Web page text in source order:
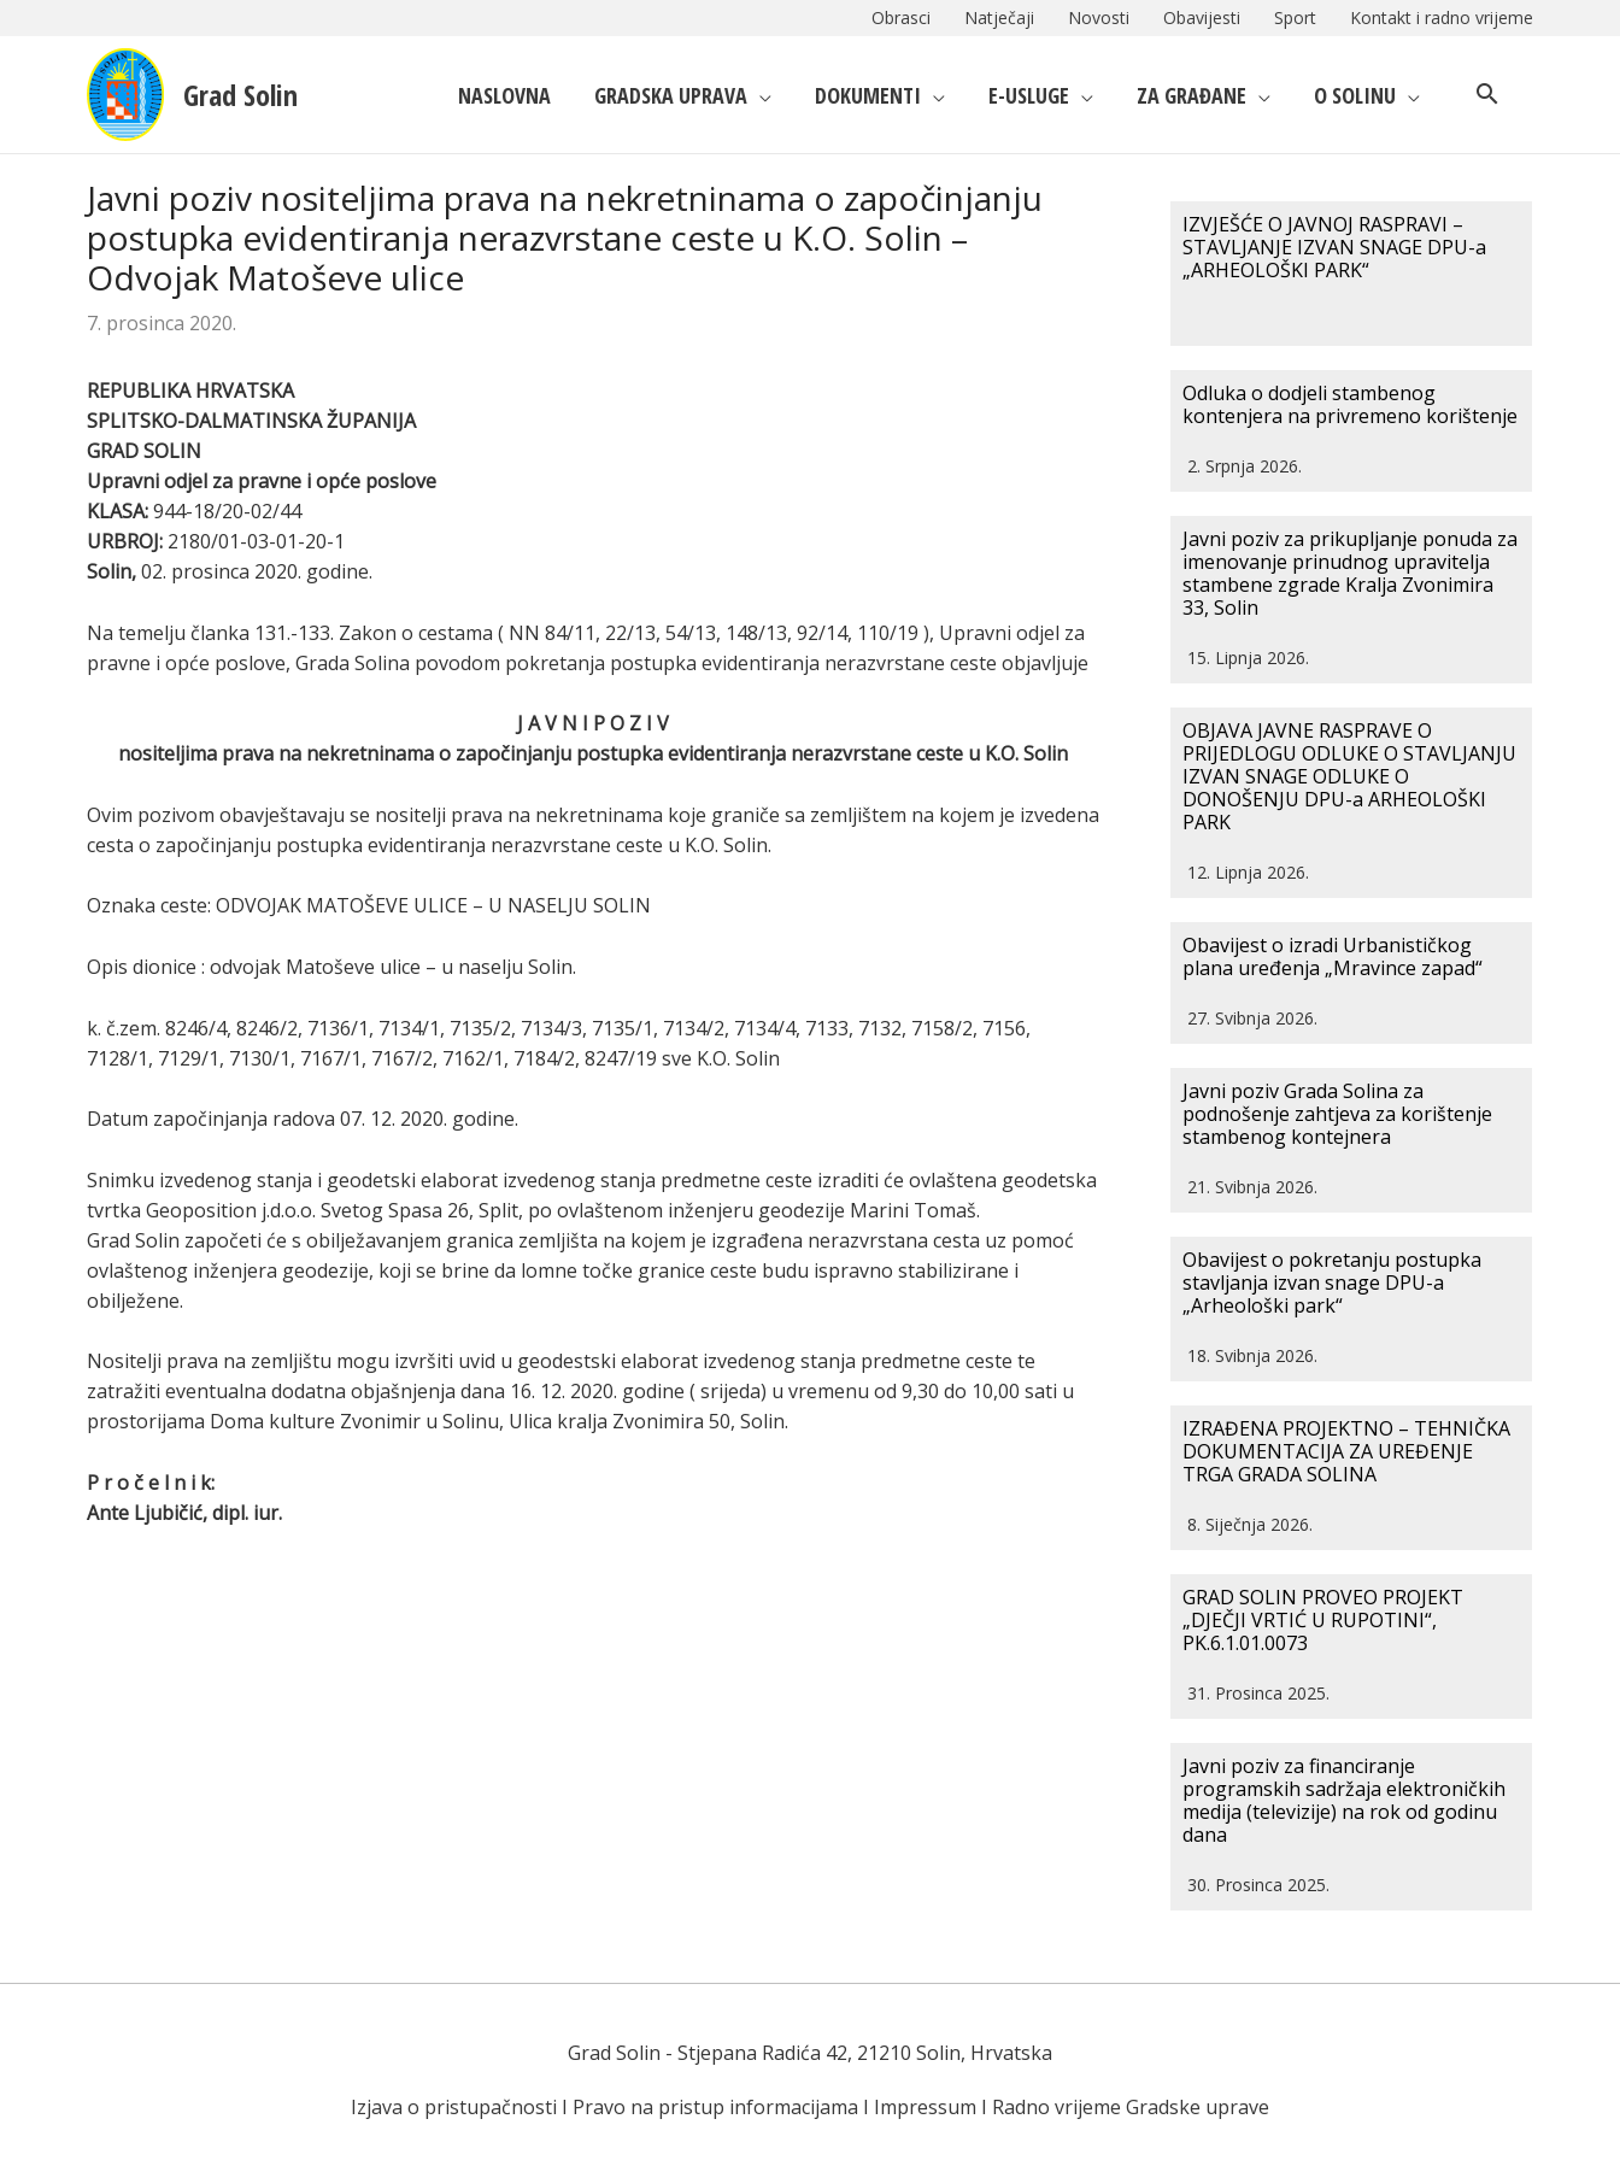
Obrasci Natječaji Novosti Obavijesti Sport Kontakt i radno vrijeme
Grad Solin NASLOVNA GRADSKA UPRAVA DOKUMENTI E-USLUGE ZA GRAĐANE O SOLINU
Javni poziv nositeljima prava na nekretninama o započinjanju
postupka evidentiranja nerazvrstane ceste u K.O. Solin –
Odvojak Matoševe ulice
7. prosinca 2020.
REPUBLIKA HRVATSKA
SPLITSKO-DALMATINSKA ŽUPANIJA
GRAD SOLIN
Upravni odjel za pravne i opće poslove
KLASA:944-18/20-02/44
URBROJ: 2180/01-03-01-20-1
Solin,02. prosinca 2020. godine.
Na temelju članka 131.-133. Zakon o cestama ( NN 84/11, 22/13, 54/13, 148/13, 92/14, 110/19 ), Upravni odjel za
pravne i opće poslove, Grada Solina povodom pokretanja postupka evidentiranja nerazvrstane ceste objavljuje
J A V N I P O Z I V
nositeljima prava na nekretninama o započinjanju postupka evidentiranja nerazvrstane ceste u K.O. Solin
Ovim pozivom obavještavaju se nositelji prava na nekretninama koje graniče sa zemljištem na kojem je izvedena
cesta o započinjanju postupka evidentiranja nerazvrstane ceste u K.O. Solin.
Oznaka ceste: ODVOJAK MATOŠEVE ULICE – U NASELJU SOLIN
Opis dionice : odvojak Matoševe ulice – u naselju Solin.
k. č.zem. 8246/4, 8246/2, 7136/1, 7134/1, 7135/2, 7134/3, 7135/1, 7134/2, 7134/4, 7133, 7132, 7158/2, 7156,
7128/1, 7129/1, 7130/1, 7167/1, 7167/2, 7162/1, 7184/2, 8247/19 sve K.O. Solin
Datum započinjanja radova 07. 12. 2020. godine.
Snimku izvedenog stanja i geodetski elaborat izvedenog stanja predmetne ceste izraditi će ovlaštena geodetska
tvrtka Geoposition j.d.o.o. Svetog Spasa 26, Split, po ovlaštenom inženjeru geodezije Marini Tomaš.
Grad Solin započeti će s obilježavanjem granica zemljišta na kojem je izgrađena nerazvrstana cesta uz pomoć
ovlaštenog inženjera geodezije, koji se brine da lomne točke granice ceste budu ispravno stabilizirane i
obilježene.
Nositelji prava na zemljištu mogu izvršiti uvid u geodestski elaborat izvedenog stanja predmetne ceste te
zatražiti eventualna dodatna objašnjenja dana 16. 12. 2020. godine ( srijeda) u vremenu od 9,30 do 10,00 sati u
prostorijama Doma kulture Zvonimir u Solinu, Ulica kralja Zvonimira 50, Solin.
P r o č e l n i k:
Ante Ljubičić, dipl. iur.
IZVJEŠĆE O JAVNOJ RASPRAVI –
STAVLJANJE IZVAN SNAGE DPU-a
„ARHEOLOŠKI PARK“
Odluka o dodjeli stambenog
kontenjera na privremeno korištenje
2. Srpnja 2026.
Javni poziv za prikupljanje ponuda za
imenovanje prinudnog upravitelja
stambene zgrade Kralja Zvonimira
33, Solin
15. Lipnja 2026.
OBJAVA JAVNE RASPRAVE O
PRIJEDLOGU ODLUKE O STAVLJANJU
IZVAN SNAGE ODLUKE O
DONOŠENJU DPU-a ARHEOLOŠKI
PARK
12. Lipnja 2026.
Obavijest o izradi Urbanističkog
plana uređenja „Mravince zapad“
27. Svibnja 2026.
Javni poziv Grada Solina za
podnošenje zahtjeva za korištenje
stambenog kontejnera
21. Svibnja 2026.
Obavijest o pokretanju postupka
stavljanja izvan snage DPU-a
„Arheološki park“
18. Svibnja 2026.
IZRAĐENA PROJEKTNO – TEHNIČKA
DOKUMENTACIJA ZA UREĐENJE
TRGA GRADA SOLINA
8. Siječnja 2026.
GRAD SOLIN PROVEO PROJEKT
„DJEČJI VRTIĆ U RUPOTINI“,
PK.6.1.01.0073
31. Prosinca 2025.
Javni poziv za financiranje
programskih sadržaja elektroničkih
medija (televizije) na rok od godinu
dana
30. Prosinca 2025.
Grad Solin - Stjepana Radića 42, 21210 Solin, Hrvatska
Izjava o pristupačnosti I Pravo na pristup informacijama I Impressum I Radno vrijeme Gradske uprave